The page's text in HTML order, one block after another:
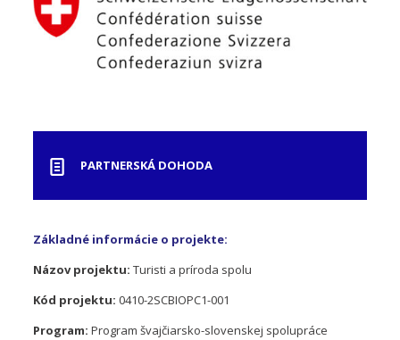
PARTNERSKÁ DOHODA
Základné informácie o projekte:
Názov projektu: Turisti a príroda spolu
Kód projektu: 0410-2SCBIOPC1-001
Program: Program švajčiarsko-slovenskej spolupráce